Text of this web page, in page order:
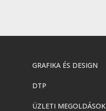
GRAFIKA ÉS DESIGN
DTP
ÜZLETI MEGOLDÁSOK